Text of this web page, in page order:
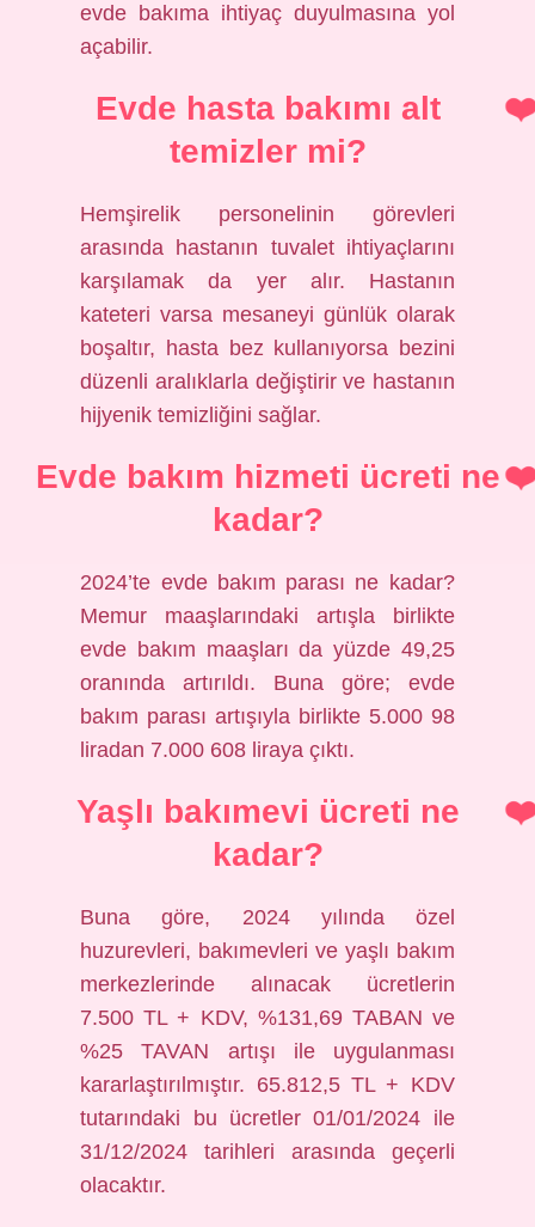
evde bakıma ihtiyaç duyulmasına yol
açabilir.
Evde hasta bakımı alt
temizler mi?
Hemşirelik personelinin görevleri
arasında hastanın tuvalet ihtiyaçlarını
karşılamak da yer alır. Hastanın
kateteri varsa mesaneyi günlük olarak
boşaltır, hasta bez kullanıyorsa bezini
düzenli aralıklarla değiştirir ve hastanın
hijyenik temizliğini sağlar.
Evde bakım hizmeti ücreti ne
kadar?
2024’te evde bakım parası ne kadar?
Memur maaşlarındaki artışla birlikte
evde bakım maaşları da yüzde 49,25
oranında artırıldı. Buna göre; evde
bakım parası artışıyla birlikte 5.000 98
liradan 7.000 608 liraya çıktı.
Yaşlı bakımevi ücreti ne
kadar?
Buna göre, 2024 yılında özel
huzurevleri, bakımevleri ve yaşlı bakım
merkezlerinde alınacak ücretlerin
7.500 TL + KDV, %131,69 TABAN ve
%25 TAVAN artışı ile uygulanması
kararlaştırılmıştır. 65.812,5 TL + KDV
tutarındaki bu ücretler 01/01/2024 ile
31/12/2024 tarihleri ​​arasında geçerli
olacaktır.